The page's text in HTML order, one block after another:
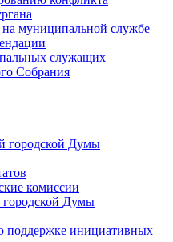
муниципальной службе
служащих
Cобрания
городской Думы
комиссии
городской Думы
поддержке инициативных